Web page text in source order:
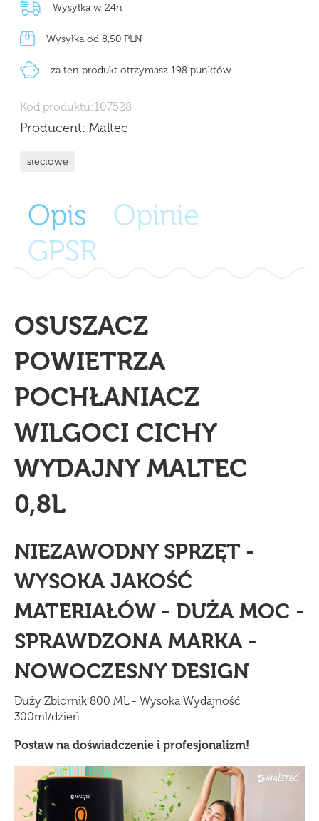
za ten produkt otrzymasz 198 punktów
Wysyłka w 24h
Wysyłka od 8,50 PLN
Kod produktu:107528
Producent: Maltec
sieciowe
Opis
Opinie
GPSR
OSUSZACZ
POWIETRZA
POCHŁANIACZ
WILGOCI CICHY
WYDAJNY MALTEC
0,8L
NIEZAWODNY SPRZĘT -
WYSOKA JAKOŚĆ
MATERIAŁÓW - DUŻA MOC -
SPRAWDZONA MARKA -
NOWOCZESNY DESIGN
Duży Zbiornik 800 ML - Wysoka Wydajność
300ml/dzień
Postaw na doświadczenie i profesjonalizm!